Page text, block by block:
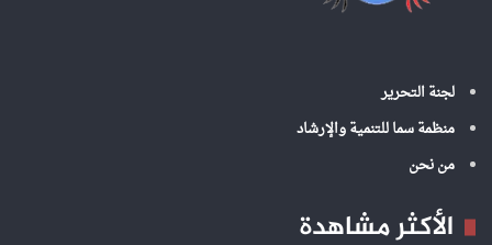
لجنة التحرير
منظمة سما للتنمية والإرشاد
من نحن
الأكثر مشاهدة